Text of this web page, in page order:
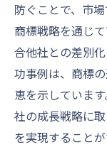
防ぐことで、市
商標戦略を通じ
合他社との差別
功事例は、商標
恵を示していま
社の成長戦略に
を実現することが